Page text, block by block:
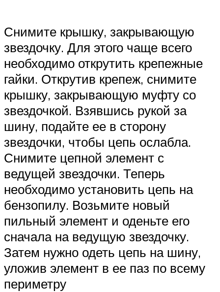
Снимите крышку, закрывающую
звездочку. Для этого чаще всего
необходимо открутить крепежные
гайки. Открутив крепеж, снимите
крышку, закрывающую муфту со
звездочкой. Взявшись рукой за
шину, подайте ее в сторону
звездочки, чтобы цепь ослабла.
Снимите цепной элемент с
ведущей звездочки. Теперь
необходимо установить цепь на
бензопилу. Возьмите новый
пильный элемент и оденьте его
сначала на ведущую звездочку.
Затем нужно одеть цепь на шину,
уложив элемент в ее паз по всему
периметру